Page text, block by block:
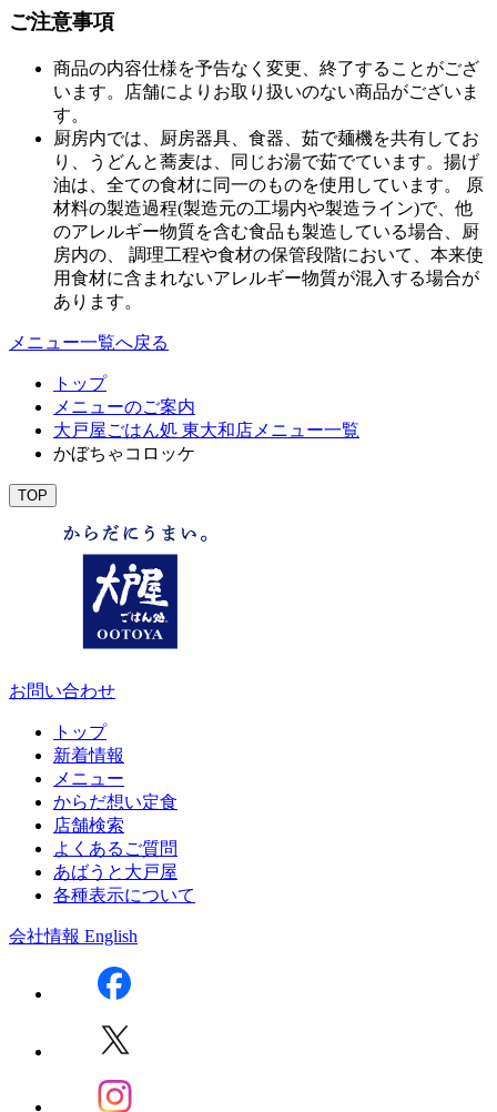
ご注意事項
商品の内容仕様を予告なく変更、終了することがござ
います。店舗によりお取り扱いのない商品がございま
す。
厨房内では、厨房器具、食器、茹で麺機を共有してお
り、うどんと蕎麦は、同じお湯で茹でています。揚げ
油は、全ての食材に同一のものを使用しています。 原
材料の製造過程(製造元の工場内や製造ライン)で、他
のアレルギー物質を含む食品も製造している場合、厨
房内の、 調理工程や食材の保管段階において、本来使
用食材に含まれないアレルギー物質が混入する場合が
あります。
メニュー一覧へ戻る
トップ
メニューのご案内
大戸屋ごはん処 東大和店メニュー一覧
かぼちゃコロッケ
TOP
お問い合わせ
トップ
新着情報
メニュー
からだ想い定食
店舗検索
よくあるご質問
あばうと大戸屋
各種表示について
会社情報 English